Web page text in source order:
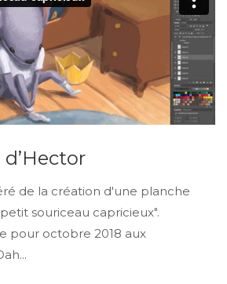
de la création d'une planche
souriceau capricieux".
pour octobre 2018 aux